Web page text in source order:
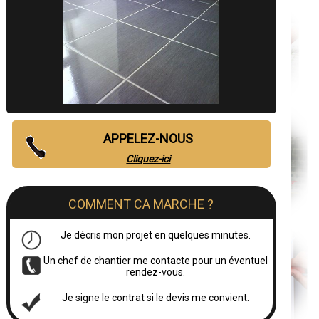
APPELEZ-NOUS
Cliquez-ici
COMMENT CA MARCHE ?
Je décris mon projet en quelques minutes.
Un chef de chantier me contacte pour un éventuel
rendez-vous.
Je signe le contrat si le devis me convient.